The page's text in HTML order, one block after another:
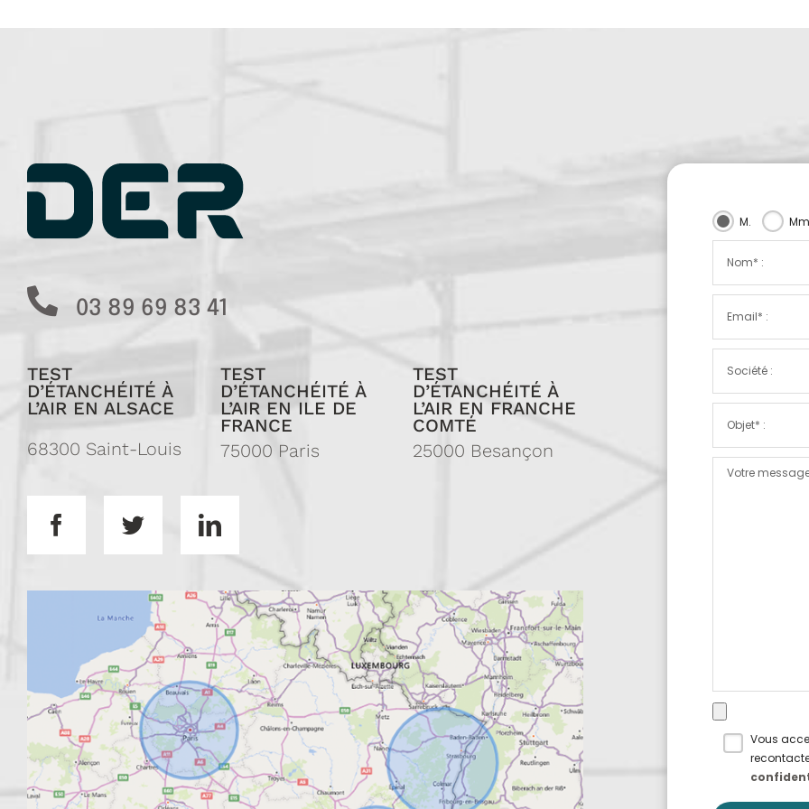
03 89 69 83 41
TEST
D’ÉTANCHÉITÉ À
L’AIR EN ALSACE
68300 Saint-Louis
TEST
D’ÉTANCHÉITÉ À
L’AIR EN ILE DE
FRANCE
75000 Paris
TEST
D’ÉTANCHÉITÉ À
L’AIR EN FRANCHE
COMTÉ
25000 Besançon
M.
Vous